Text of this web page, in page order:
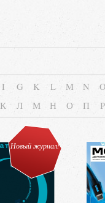
I G K L M N
К Л М Н О П Р
Новый журнал!